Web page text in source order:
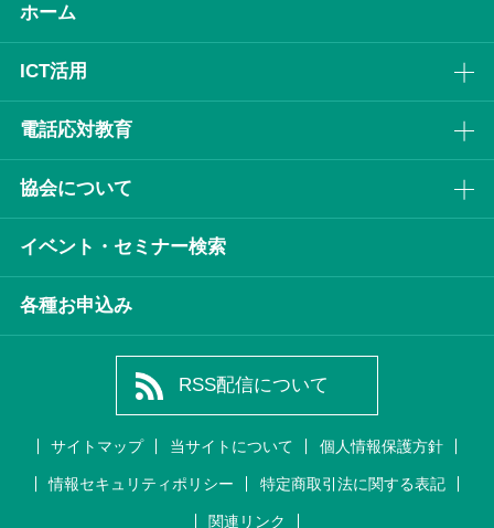
ホーム
ICT活⽤
電話応対教育
協会について
イベント・セミナー検索
各種お申込み
RSS配信について
サイトマップ 当サイトについて 個人情報保護方針
情報セキュリティポリシー 特定商取引法に関する表記
関連リンク